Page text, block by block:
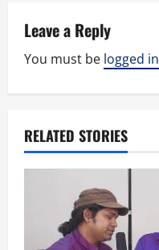
a
v
i
g
a
Leave a Reply
You must be logged in
RELATED STORIES